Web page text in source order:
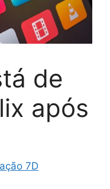
de
após
7D